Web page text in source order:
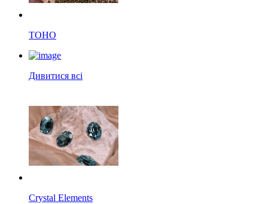
TOHO
Дивитися всі
Crystal Elements